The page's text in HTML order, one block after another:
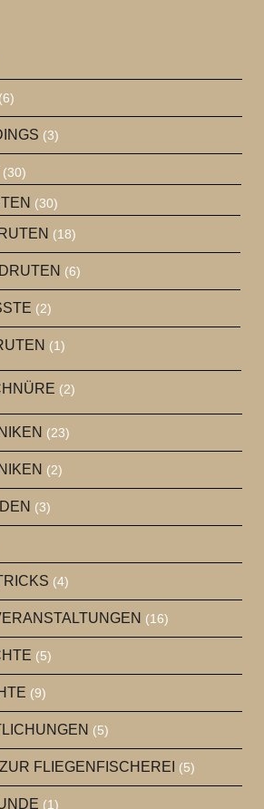
(6)
(3)
(30)
(30)
(18)
(6)
(2)
(1)
(2)
(23)
(2)
(3)
(4)
(16)
(5)
(9)
(5)
FLIEGENFISCHEREI (5)
(1)